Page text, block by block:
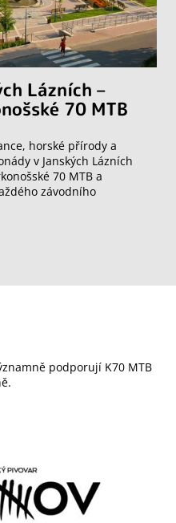
Lázních –
70 MTB
horské přírody a
v Janských Lázních
70 MTB a
závodního
podporují K70 MTB